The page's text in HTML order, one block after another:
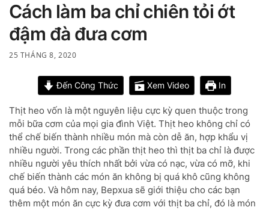
Cách làm ba chỉ chiên tỏi ớt
đậm đà đưa cơm
25 THÁNG 8, 2020
Đến Công Thức Xem Video In
Thịt heo vốn là một nguyên liệu cực kỳ quen thuộc trong
mỗi bữa cơm của mọi gia đình Việt. Thịt heo không chỉ có
thể chế biến thành nhiều món mà còn dễ ăn, hợp khẩu vị
nhiều người. Trong các phần thịt heo thì thịt ba chỉ là được
nhiều người yêu thích nhất bởi vừa có nạc, vừa có mỡ, khi
chế biến thành các món ăn không bị quá khô cũng không
quá béo. Và hôm nay, Bepxua sẽ giới thiệu cho các bạn
thêm một món ăn cực kỳ đưa cơm với thịt ba chỉ, đó là món